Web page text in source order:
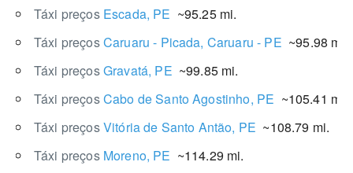
Táxi preços Escada, PE ~95.25 mi.
Táxi preçosCaruaru - Picada, Caruaru - PE ~95.98 mi.
Táxi preçosGravatá, PE ~99.85 mi.
Táxi preçosCabo de Santo Agostinho, PE ~105.41 mi.
Táxi preçosVitória de Santo Antão, PE ~108.79 mi.
Táxi preços Moreno, PE ~114.29 mi.